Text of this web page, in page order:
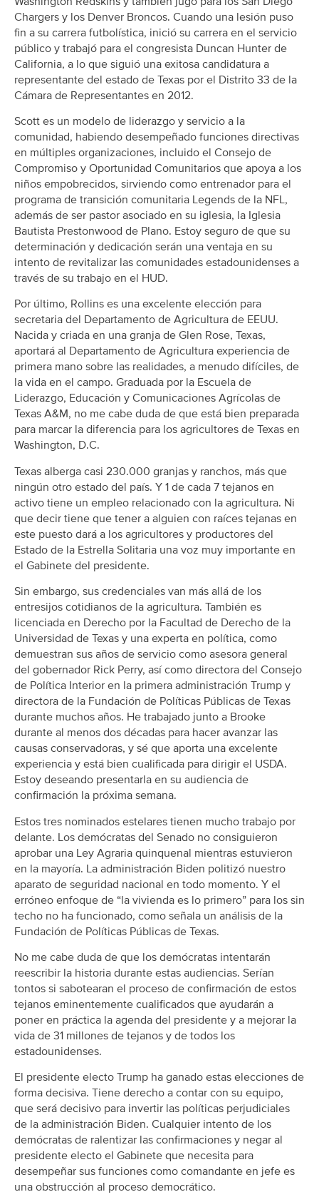
Chargers y los Denver Broncos. Cuando una lesión puso
fin a su carrera futbolística, inició su carrera en el servicio
público y trabajó para el congresista Duncan Hunter de
California, a lo que siguió una exitosa candidatura a
representante del estado de Texas por el Distrito 33 de la
Cámara de Representantes en 2012.
Scott es un modelo de liderazgo y servicio a la
comunidad, habiendo desempeñado funciones directivas
en múltiples organizaciones, incluido el Consejo de
Compromiso y Oportunidad Comunitarios que apoya a los
niños empobrecidos, sirviendo como entrenador para el
programa de transición comunitaria Legends de la NFL,
además de ser pastor asociado en su iglesia, la Iglesia
Bautista Prestonwood de Plano. Estoy seguro de que su
determinación y dedicación serán una ventaja en su
intento de revitalizar las comunidades estadounidenses a
través de su trabajo en el HUD.
Por último, Rollins es una excelente elección para
secretaria del Departamento de Agricultura de EEUU.
Nacida y criada en una granja de Glen Rose, Texas,
aportará al Departamento de Agricultura experiencia de
primera mano sobre las realidades, a menudo difíciles, de
la vida en el campo. Graduada por la Escuela de
Liderazgo, Educación y Comunicaciones Agrícolas de
Texas A&M, no me cabe duda de que está bien preparada
para marcar la diferencia para los agricultores de Texas en
Washington, D.C.
Texas alberga casi 230.000 granjas y ranchos, más que
ningún otro estado del país. Y 1 de cada 7 tejanos en
activo tiene un empleo relacionado con la agricultura. Ni
que decir tiene que tener a alguien con raíces tejanas en
este puesto dará a los agricultores y productores del
Estado de la Estrella Solitaria una voz muy importante en
el Gabinete del presidente.
Sin embargo, sus credenciales van más allá de los
entresijos cotidianos de la agricultura. También es
licenciada en Derecho por la Facultad de Derecho de la
Universidad de Texas y una experta en política, como
demuestran sus años de servicio como asesora general
del gobernador Rick Perry, así como directora del Consejo
de Política Interior en la primera administración Trump y
directora de la Fundación de Políticas Públicas de Texas
durante muchos años. He trabajado junto a Brooke
durante al menos dos décadas para hacer avanzar las
causas conservadoras, y sé que aporta una excelente
experiencia y está bien cualificada para dirigir el USDA.
Estoy deseando presentarla en su audiencia de
confirmación la próxima semana.
Estos tres nominados estelares tienen mucho trabajo por
delante. Los demócratas del Senado no consiguieron
aprobar una Ley Agraria quinquenal mientras estuvieron
en la mayoría. La administración Biden politizó nuestro
aparato de seguridad nacional en todo momento. Y el
erróneo enfoque de “la vivienda es lo primero” para los sin
techo no ha funcionado, como señala un análisis de la
Fundación de Políticas Públicas de Texas.
No me cabe duda de que los demócratas intentarán
reescribir la historia durante estas audiencias. Serían
tontos si sabotearan el proceso de confirmación de estos
tejanos eminentemente cualificados que ayudarán a
poner en práctica la agenda del presidente y a mejorar la
vida de 31 millones de tejanos y de todos los
estadounidenses.
El presidente electo Trump ha ganado estas elecciones de
forma decisiva. Tiene derecho a contar con su equipo,
que será decisivo para invertir las políticas perjudiciales
de la administración Biden. Cualquier intento de los
demócratas de ralentizar las confirmaciones y negar al
presidente electo el Gabinete que necesita para
desempeñar sus funciones como comandante en jefe es
una obstrucción al proceso democrático.